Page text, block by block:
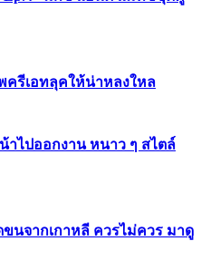
พครีเอทลุคให้น่าหลงใหล
าไปออกงาน หนาว ๆ สไตล์
ขนจากเกาหลี ควรไม่ควร มาดู